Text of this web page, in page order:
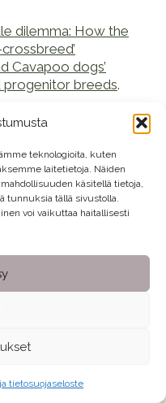
teknologioita, kuten
laitetietoja. Näiden
käsitellä tietoja,
tunnuksia tällä sivustolla.
voi vaikuttaa haitallisesti
tietosuojaseloste
dilemma: How the
Cavapoo dogs’
breeds.
in the UK – a
view.
10.1186/s40575-
#cockapoo